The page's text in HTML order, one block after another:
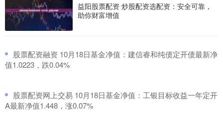
益阳股票配资 炒股配资选配资：安全可靠，
助你财富增值
​股票配资融资 10月18日基金净值：建信睿和纯债定开债最新净
值1.0223，跌0.04%
​股票配资网上交易 10月18日基金净值：工银目标收益一年定开
A最新净值1.448，涨0.07%